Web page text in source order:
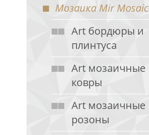
Мозаика Mir Mosaic
Art бордюры и
плинтуса
Art мозаичные
ковры
Art мозаичные
розоны